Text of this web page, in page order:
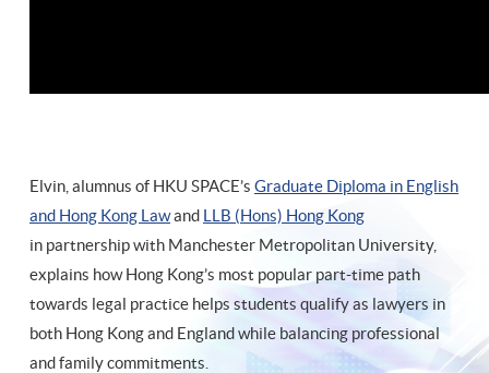
Elvin, alumnus of HKU SPACE’s Graduate Diploma in English
and Hong Kong Lawand LLB (Hons) Hong Kong
in partnership with Manchester Metropolitan University,
explains how Hong Kong’s most popular part-time path
towards legal practice helps students qualify as lawyers in
both Hong Kong and England while balancing professional
and family commitments.